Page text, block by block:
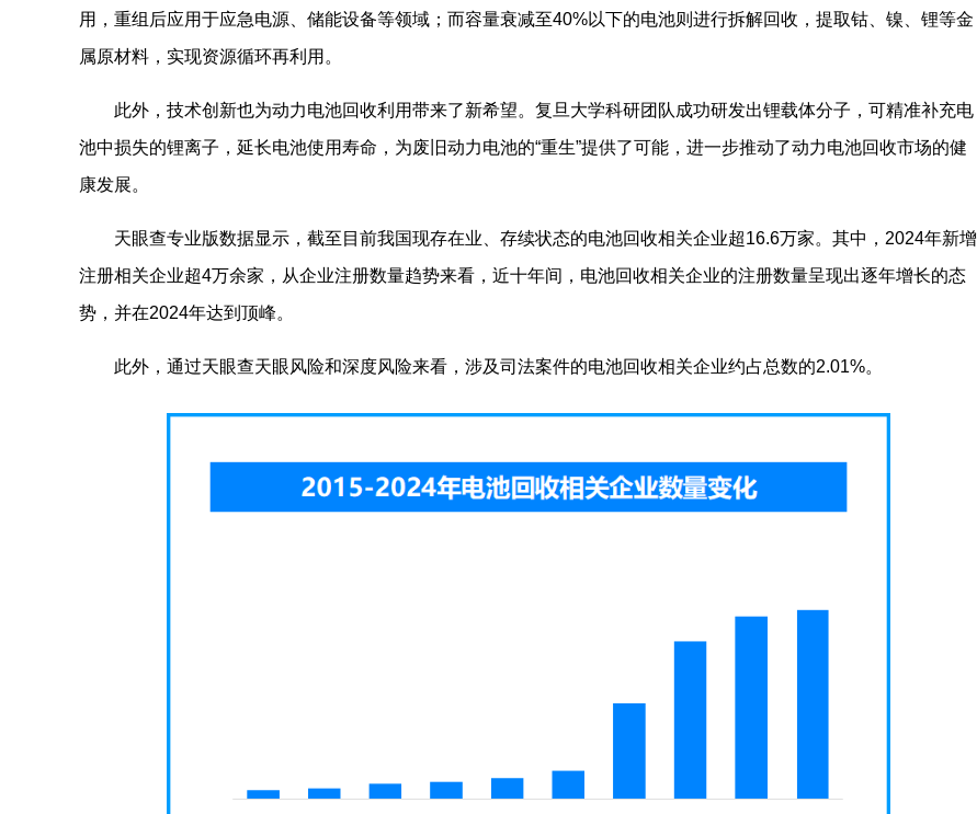
用，重组后应用于应急电源、储能设备等领域；而容量衰减至40%以下的电池则进行拆解回收，提取钴、镍、锂等金
属原材料，实现资源循环再利用。
此外，技术创新也为动力电池回收利用带来了新希望。复旦大学科研团队成功研发出锂载体分子，可精准补充电
池中损失的锂离子，延长电池使用寿命，为废旧动力电池的“重生”提供了可能，进一步推动了动力电池回收市场的健
康发展。
天眼查专业版数据显示，截至目前我国现存在业、存续状态的电池回收相关企业超16.6万家。其中，2024年新增
注册相关企业超4万余家，从企业注册数量趋势来看，近十年间，电池回收相关企业的注册数量呈现出逐年增长的态
势，并在2024年达到顶峰。
此外，通过天眼查天眼风险和深度风险来看，涉及司法案件的电池回收相关企业约占总数的2.01%。